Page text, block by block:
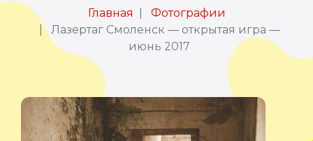
Главная
Фотографии
Лазертаг Смоленск — открытая игра —
июнь 2017